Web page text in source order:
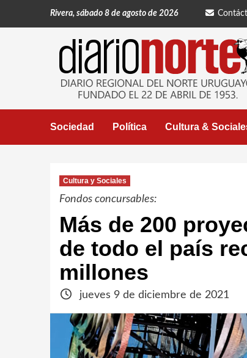
Rivera, sábado 8 de agosto de 2026
Sociedad Política Cultura &
Cultura y Sociales
Fondos concursables:
Más de 200
de todo el país
millones
jueves 9 de diciembre de 2021